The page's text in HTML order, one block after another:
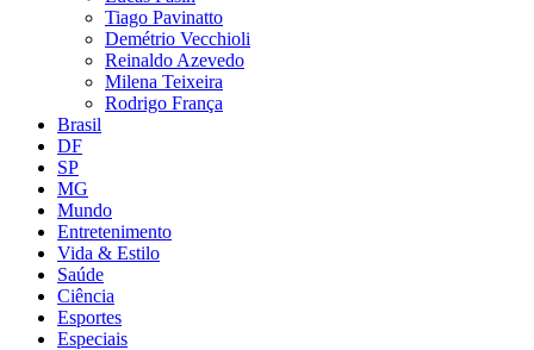
Tiago Pavinatto
Demétrio Vecchioli
Reinaldo Azevedo
Milena Teixeira
Rodrigo França
Brasil
DF
SP
MG
Mundo
Entretenimento
Vida & Estilo
Saúde
Ciência
Esportes
Especiais